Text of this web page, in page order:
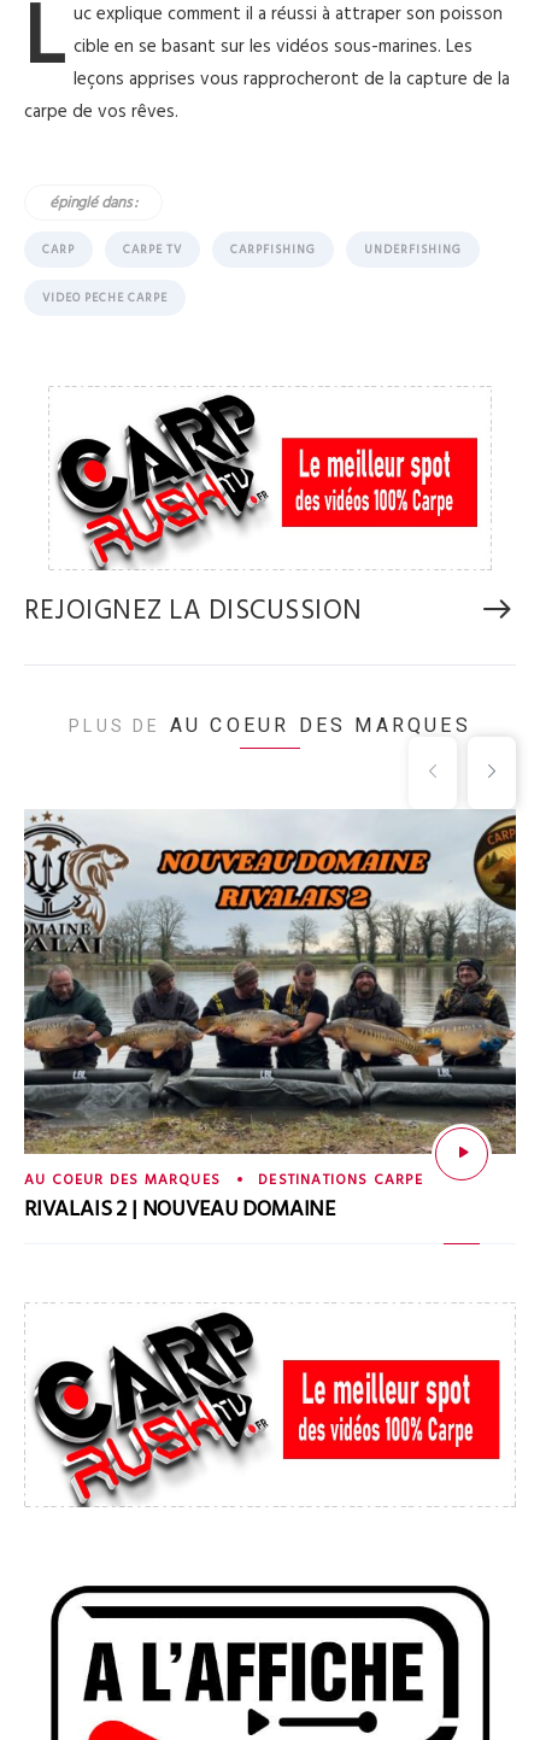
L uc explique comment il a réussi à attraper son poisson
cible en se basant sur les vidéos sous-marines. Les
leçons apprises vous rapprocheront de la capture de la
carpe de vos rêves.
épinglé dans :
CARP CARPE TV CARPFISHING UNDERFISHING
VIDEO PECHE CARPE
REJOIGNEZ LA DISCUSSION
PLUS DE AU COEUR DES MARQUES
AU COEUR DES MARQUES DESTINATIONS CARPE
RIVALAIS 2 | NOUVEAU DOMAINE